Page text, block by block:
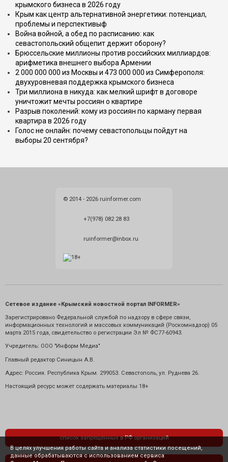
крымского бизнеса в 2026 году
Крым как центр альтернативной энергетики: потенциал,
проблемы и перспективыф
Война войной, а обед по расписанию: как
севастопольский общепит держит оборону?
Брюссельские миллионы против российских миллиардов:
арифметика внешнего выбора Армении
2 000 000 000 из Москвы и 473 000 000 из Симферополя:
двухуровневая поддержка крымского бизнеса
Три миллиона в никуда: как мелкий шрифт в договоре
уничтожит мечты россиян о квартире
Разрыв поколений: кому из россиян по карману первая
квартира в 2026 году
Голос не онлайн: почему севастопольцы пойдут на
выборы 20 сентября?
© 2014 - 2026 ruinformer.com
+7(978) 082 28 83
ruinformer@inbox.ru
Сетевое издание «Крымский новостной портал INFORMER»
Зарегистрировано Федеральной службой по надзору в сфере связи,
информационных технологий и массовых коммуникаций (Роскомнадзор) 05
марта 2015 года, свидетельство о регистрации Эл № ФС77-60943.
Учредитель: ООО "Информ Медиа"
Главный редактор Синицын А.В.
Адрес: Россия. Республика Крым. 299053. Севастополь, ул. Руднева 26.
Настоящий ресурс может содержать материалы 18+
список запрещенных в РФ организаций
В целях улучшения работы сайта и анализа статистики посещений,
данные обрабатываются с использованием сервиса